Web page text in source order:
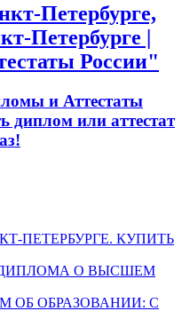
Петербурге,
Петербурге |
России"
и Аттестаты
диплом или аттестат
ПЕТЕРБУРГЕ. КУПИТЬ
О ВЫСШЕМ
ОБ ОБРАЗОВАНИИ: С